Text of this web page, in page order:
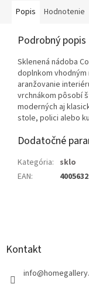
Popis Hodnotenie
Podrobný popis
Sklenená nádoba
doplnkom
aranžovanie
vrchnákom pôsobí
moderných aj
stole, polici alebo
Dodatočné
Kategória: sklo
EAN:
Kontakt
info@